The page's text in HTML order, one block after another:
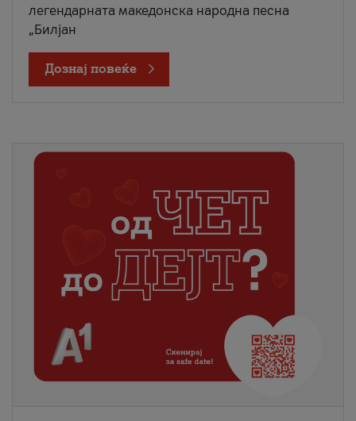
легендарната македонска народна песна
„Билјан
Дознај повеќе